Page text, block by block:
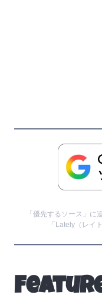
「優先するソース」
「Lately（レイ